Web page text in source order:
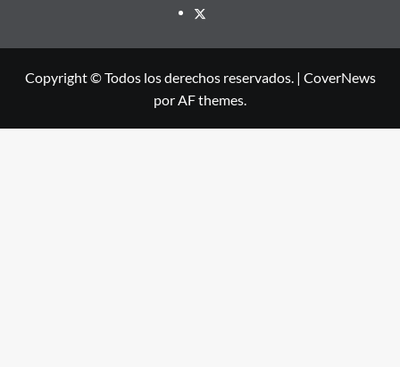
X
Copyright © Todos los derechos reservados. | CoverNews
por AF themes.